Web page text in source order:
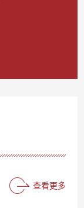
查看更多